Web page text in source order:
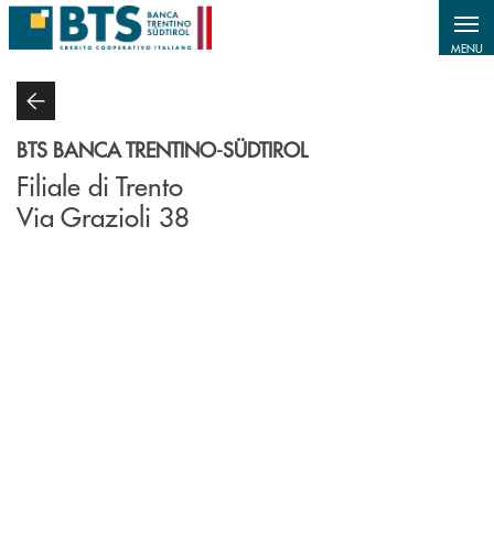
Salta al contenuto principale
MENU
BTS BANCA TRENTINO-SÜDTIROL
Filiale di Trento
Via Grazioli 38